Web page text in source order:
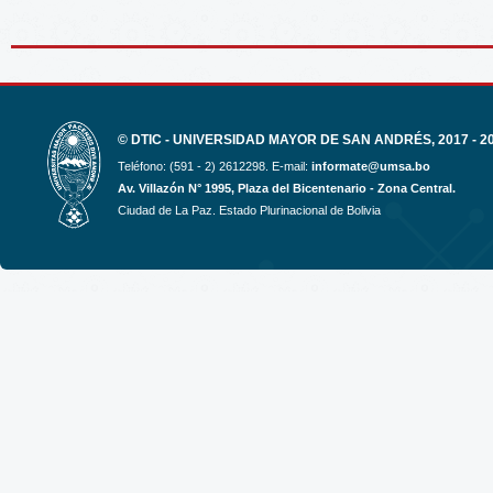
© DTIC - UNIVERSIDAD MAYOR DE SAN ANDRÉS, 2017 -
Teléfono: (591 - 2) 2612298. E-mail: informate@umsa.bo
Av. Villazón N° 1995, Plaza del Bicentenario - Zona Central.
Ciudad de La Paz. Estado Plurinacional de Bolivia